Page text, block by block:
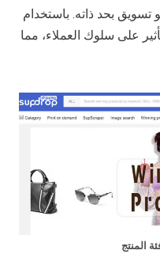
بحد ذاته. باستخدام
على سلوك العملاء، مما
المنتج